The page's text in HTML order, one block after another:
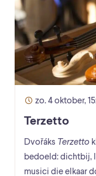
zo. 4 oktober,
Terzetto
Dvořáks Terzetto
bedoeld: dichtbij,
musici die elkaar